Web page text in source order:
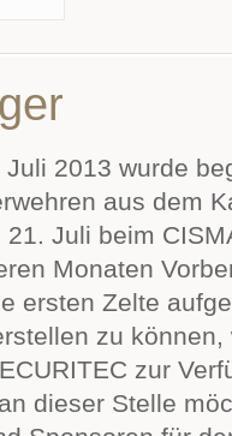
2013 wurde
aus dem
Juli beim
Monaten
ersten Zelte
zu
zur
dieser Stelle